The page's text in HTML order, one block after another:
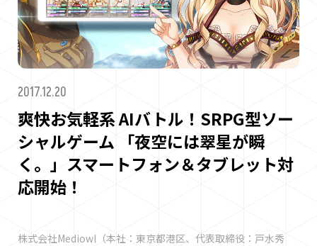
2017.12.20
爽快お気軽系 AIバトル！SRPG型ソー
シャルゲーム 「夜空には翠星が瞬
く。」スマートフォン＆タブレット対
応開始！
株式会社Mediowl（本社：東京都港区、代表取締役：戸水秀